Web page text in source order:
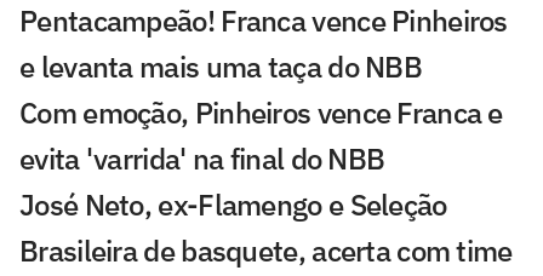
Pentacampeão! Franca vence Pinheiros
e levanta mais uma taça do NBB
Com emoção, Pinheiros vence Franca e
evita 'varrida' na final do NBB
José Neto, ex-Flamengo e Seleção
Brasileira de basquete, acerta com time